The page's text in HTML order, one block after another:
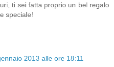
ti sei fatta proprio un bel regalo
speciale!
2013 alle ore 18:11